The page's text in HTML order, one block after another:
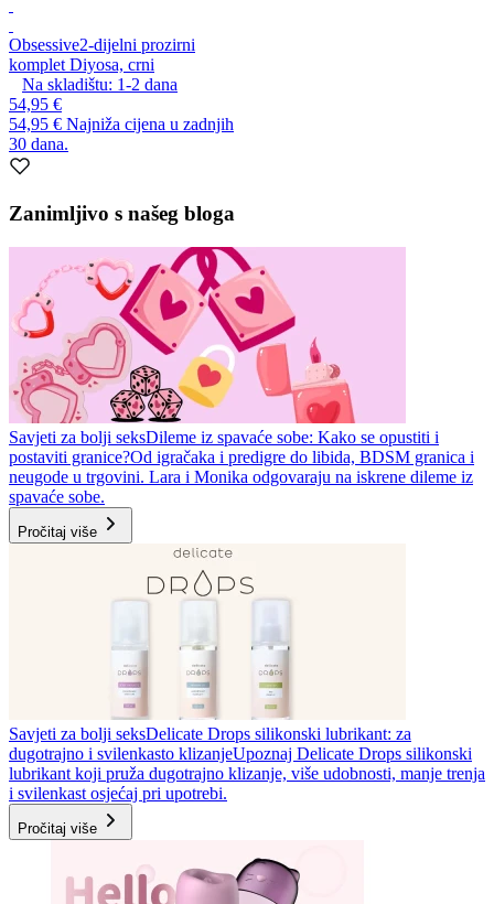
Obsessive2-dijelni prozirni
komplet Diyosa, crni
Na skladištu: 1-2 dana
54,95 €
54,95 € Najniža cijena u zadnjih
30 dana.
Zanimljivo s našeg bloga
Savjeti za bolji seksDileme iz spavaće sobe: Kako se opustiti i
postaviti granice?Od igračaka i predigre do libida, BDSM granica i
neugode u trgovini. Lara i Monika odgovaraju na iskrene dileme iz
spavaće sobe.
Pročitaj više
Savjeti za bolji seksDelicate Drops silikonski lubrikant: za
dugotrajno i svilenkasto klizanjeUpoznaj Delicate Drops silikonski
lubrikant koji pruža dugotrajno klizanje, više udobnosti, manje trenja
i svilenkast osjećaj pri upotrebi.
Pročitaj više